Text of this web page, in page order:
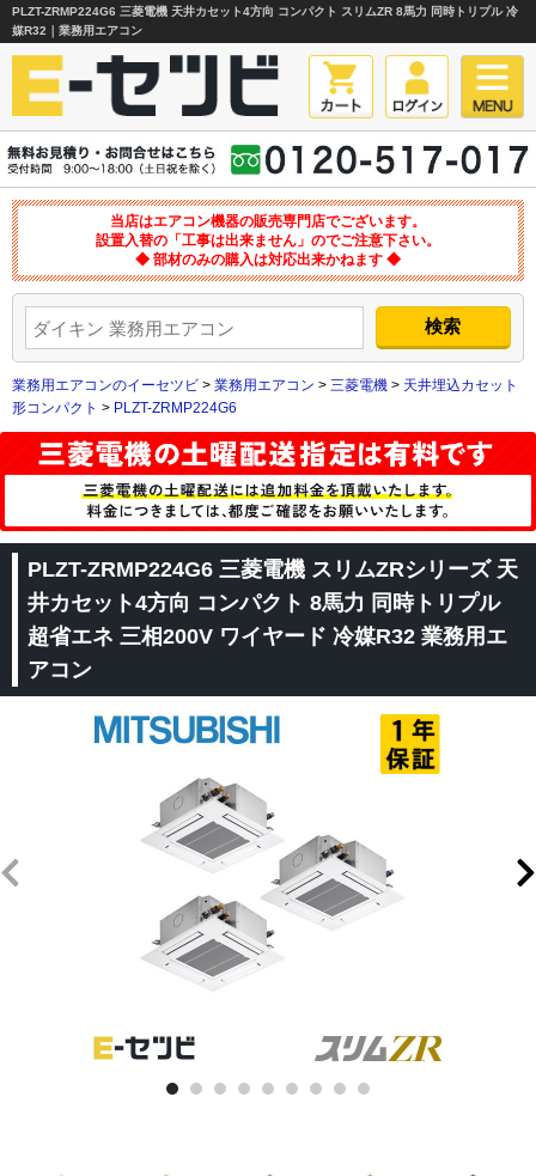
PLZT-ZRMP224G6 三菱電機 天井カセット4方向 コンパクト スリムZR 8馬力 同時トリプル 冷
媒R32｜業務用エアコン
当店はエアコン機器の販売専門店でございます。
設置入替の「工事は出来ません」のでご注意下さい。
◆ 部材のみの購入は対応出来かねます ◆
業務用エアコンのイーセツビ > 業務用エアコン > 三菱電機 > 天井埋込カセット
形コンパクト > PLZT-ZRMP224G6
PLZT-ZRMP224G6 三菱電機 スリムZRシリーズ 天
井カセット4方向 コンパクト 8馬力 同時トリプル
超省エネ 三相200V ワイヤード 冷媒R32 業務用エ
アコン